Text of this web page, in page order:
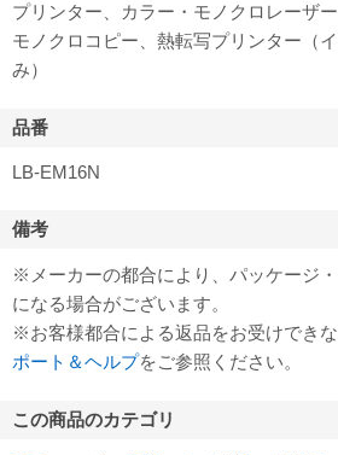
プリンター、カラー・モノクロレーザ
モノクロコピー、熱転写プリンター（
み）
品番
LB-EM16N
備考
※メーカーの都合により、パッケージ
になる場合がございます。
※お客様都合による返品をお受けでき
ポート＆ヘルプをご参照ください。
この商品のカテゴリ